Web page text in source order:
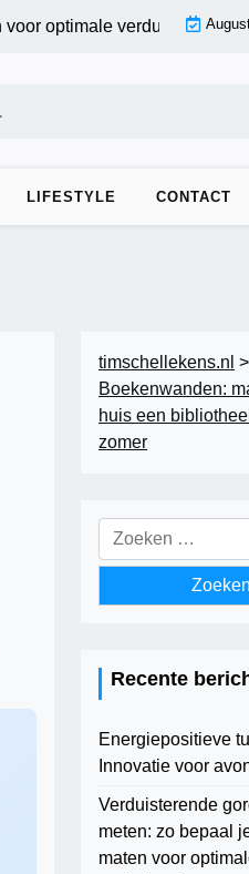
optimale verduistering |
LIFESTYLE CONTACT
timschellekens.nl >
Boekenwanden:
huis een
zomer
Zoeken
naar:
Recente
Energiepositieve
Innovatie voor
Verduisterende
meten: zo bepaal
maten voor